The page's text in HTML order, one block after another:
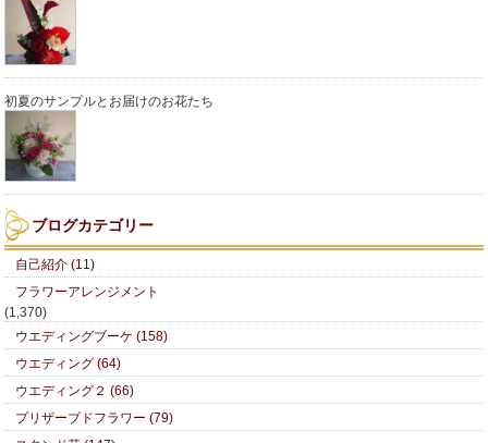
初夏のサンプルとお届けのお花たち
ブログカテゴリー
自己紹介 (11)
フラワーアレンジメント
(1,370)
ウエディングブーケ (158)
ウエディング (64)
ウエディング２ (66)
プリザーブドフラワー (79)